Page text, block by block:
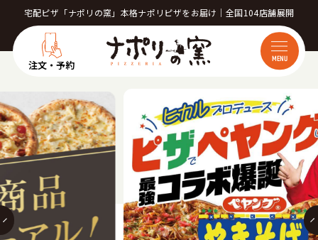
宅配ピザ「ナポリの窯」本格ナポリピザをお届け｜全国104店舗展開
注文・予約 MENU